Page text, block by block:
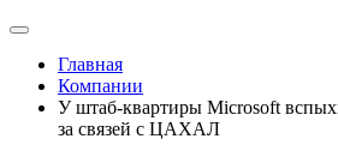
Главная
Компании
У штаб-квартиры Microsoft
за связей с ЦАХАЛ